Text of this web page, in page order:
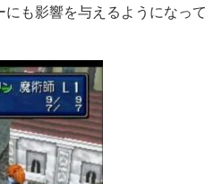
も影響を与えるようになって